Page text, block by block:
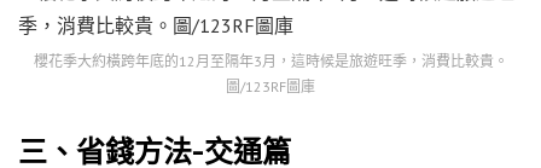
櫻花季大約橫跨年底的12月至隔年3月，這時候是旅遊旺季，消費比較貴。
圖/123RF圖庫
三、省錢方法-交通篇